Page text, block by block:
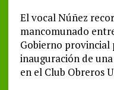
El vocal Núñez
mancomunado
Gobierno provincial
inauguración de
en el Club Obreros